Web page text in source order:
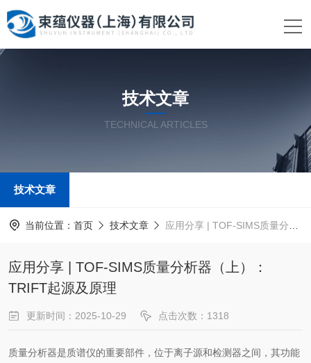
技术文章
TECHNICAL ARTICLES
技术文章
当前位置： 首页 技术文章 应用分享 | TOF-SIMS质量分析器（上）：TRIFT起源及原理
应用分享 | TOF-SIMS质量分析器（上）：
TRIFT起源及原理
更新时间：2025-10-29 点击次数：1318
质量分析器是质谱仪的重要部件，位于离子源和检测器之间，其功能